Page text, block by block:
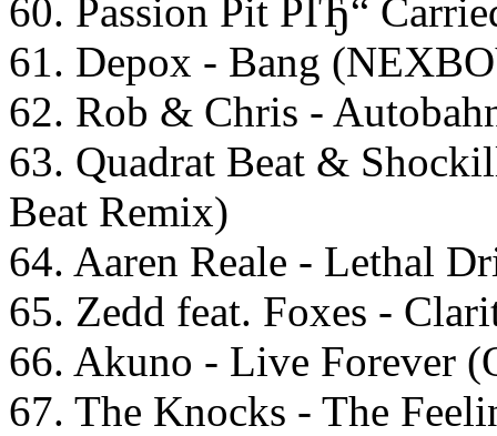
60. Passion Pit РІЂ“
61. Depox - Bang
62. Rob & Chris -
63. Quadrat Beat &
Beat Remix)
64. Aaren Reale - Lethal
65. Zedd feat. Foxes -
66. Akuno - Live Forever
67. The Knocks - The